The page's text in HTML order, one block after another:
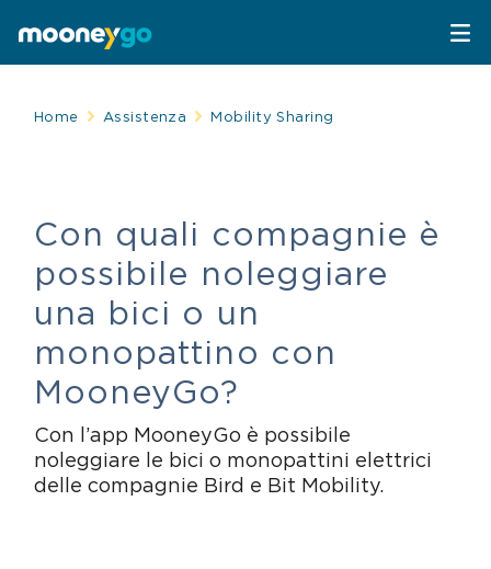
Parcheggi
Sosta su strisce blu
Parcheggi in struttura
Spostati con MooneyGo
Trasporto pubblico
Treni e bus
Mobility sharing
Telepedaggio
Parcheggi convenzionati
Traghetto Stretto Messina
Assistenza Stradale
Attrazioni
Home Assistenza Mobility Sharing
Con quali compagnie è
possibile noleggiare
una bici o un
monopattino con
MooneyGo?
Con l’app MooneyGo è possibile
noleggiare le bici o monopattini elettrici
delle compagnie Bird e Bit Mobility.